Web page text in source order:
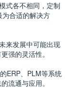
式各不相同，定制
合适的解决方
来发展中可能出现
强的灵活性。
ERP、PLM等系统
流通与应用。